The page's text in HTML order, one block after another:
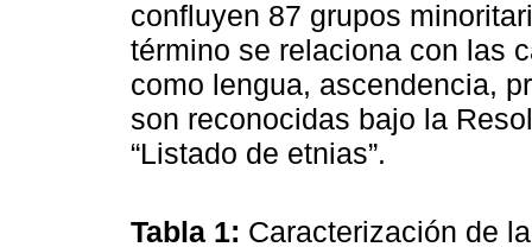
confluyen 87 grupos
término se relaciona con las
como lengua, ascendencia,
son reconocidas bajo la
“Listado de etnias”.
Tabla 1: Caracterización de